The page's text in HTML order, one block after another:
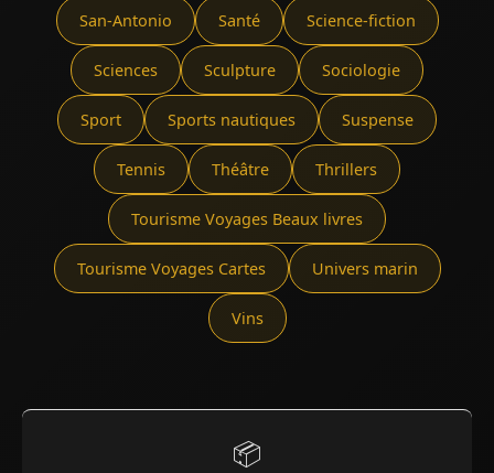
San-Antonio Santé Science-fiction
Sciences Sculpture Sociologie
Sport Sports nautiques Suspense
Tennis Théâtre Thrillers
Tourisme Voyages Beaux livres
Tourisme Voyages Cartes Univers marin
Vins
📦